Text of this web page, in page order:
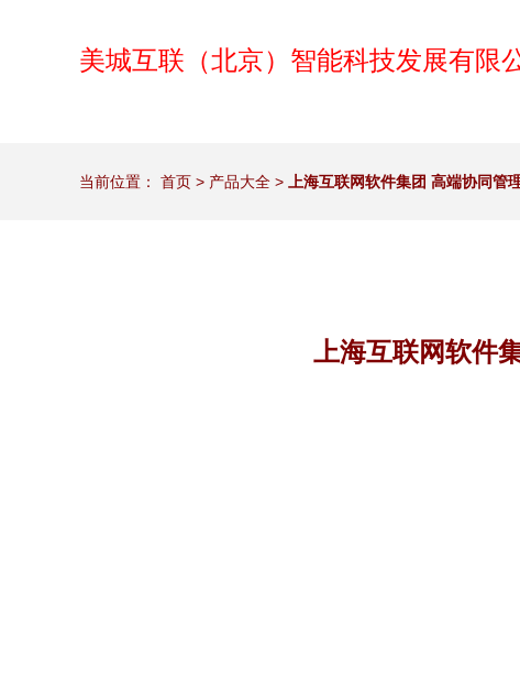
美城互联（北京）智能科技发展有限
当前位置： 首页 > 产品大全 > 上海互联网软件集团 高端协同
上海互联网软件